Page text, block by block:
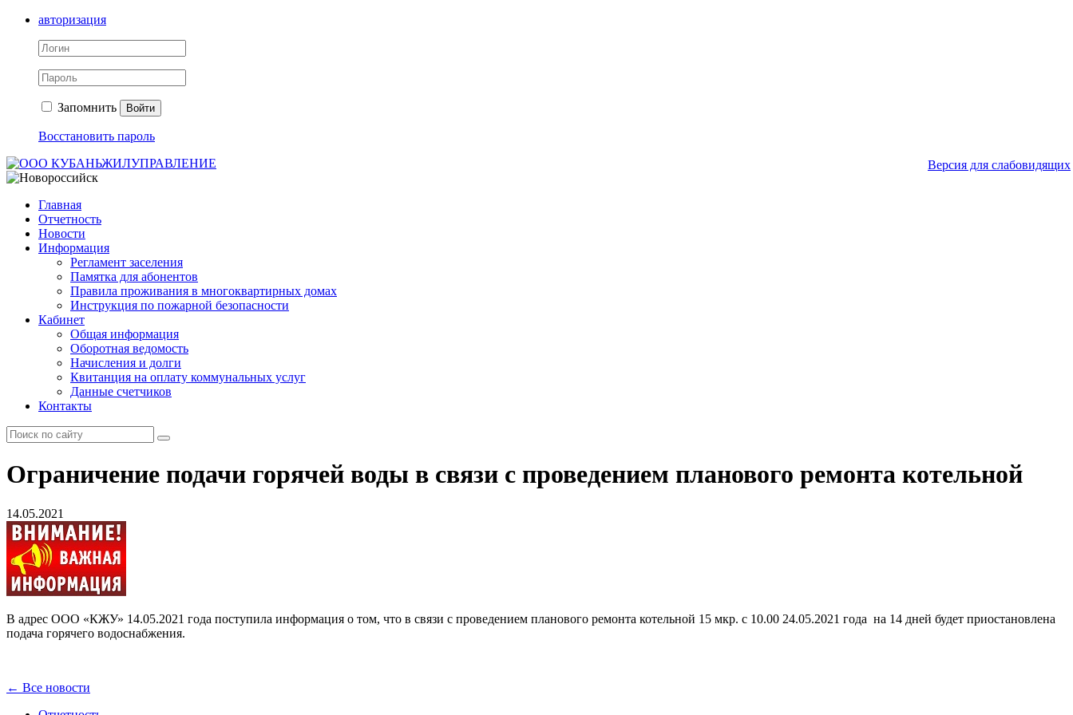
авторизация
Запомнить Войти
Восстановить пароль
Версия для слабовидящих
Главная
Отчетность
Новости
Информация
Регламент заселения
Памятка для абонентов
Правила проживания в многоквартирных домах
Инструкция по пожарной безопасности
Кабинет
Общая информация
Оборотная ведомость
Начисления и долги
Квитанция на оплату коммунальных услуг
Данные счетчиков
Контакты
Ограничение подачи горячей воды в связи с проведением планового ремонта котельной
14.05.2021
В адрес ООО «КЖУ» 14.05.2021 года поступила информация о том, что в связи с проведением планового ремонта котельной 15 мкр. с 10.00 24.05.2021 года на 14 дней будет приостановлена
подача горячего водоснабжения.
← Все новости